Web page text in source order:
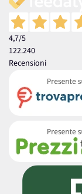
4,7/5
122.240
Recensioni